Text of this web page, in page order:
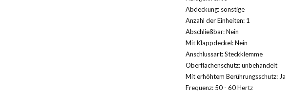
Abdeckung: sonstige
Anzahl der Einheiten: 1
Abschließbar: Nein
Mit Klappdeckel: Nein
Anschlussart: Steckklemme
Oberflächenschutz: unbehandelt
Mit erhöhtem Berührungsschutz: Ja
Frequenz: 50 - 60 Hertz